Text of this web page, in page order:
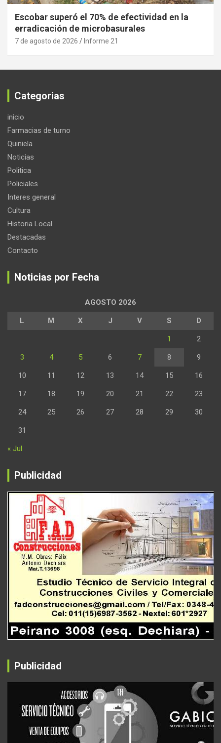
Escobar superó el 70% de efectividad en la
erradicación de microbasurales
7 de agosto de 2026 Informe 21
Categorias
inicio
Farmacias de turno
Quiniela
Noticias
Politica
Policiales
Interes general
Cultura
Historia Local
Destacadas
Contacto
Noticias por Fecha
AGOSTO 2026
L M X J V S D
1 2
3 4 5 6 7 8 9
10 11 12 13 14 15 16
17 18 19 20 21 22 23
24 25 26 27 28 29 30
31
« Jul
Publicidad
Publicidad